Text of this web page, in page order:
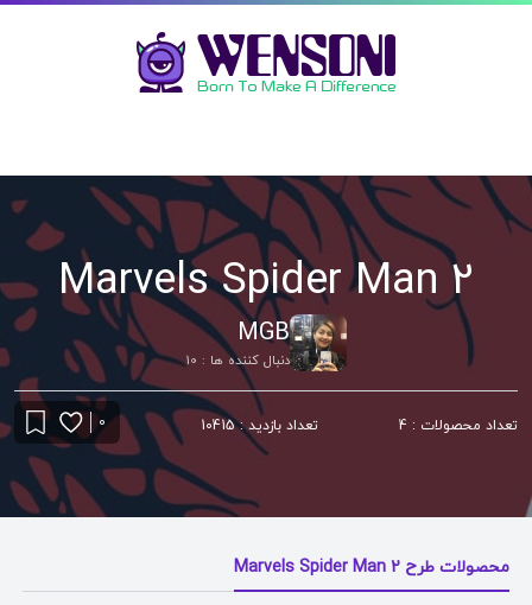
Marvels Spider Man 2
MGB
دنبال کننده ها : 10
تعداد محصولات : 4 تعداد بازدید : 10415 0
محصولات طرح Marvels Spider Man 2